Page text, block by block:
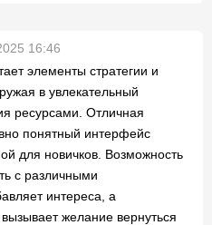
16:46
элементы стратегии и
в увлекательный
ресурсами. Отличная
понятный интерфейс
для новичков. Возможность
с различными
интереса, а
желание вернуться